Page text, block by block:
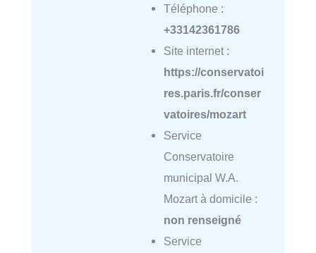
Téléphone :
+33142361786
Site internet :
https://conservatoi
res.paris.fr/conser
vatoires/mozart
Service
Conservatoire
municipal W.A.
Mozart à domicile :
non renseigné
Service